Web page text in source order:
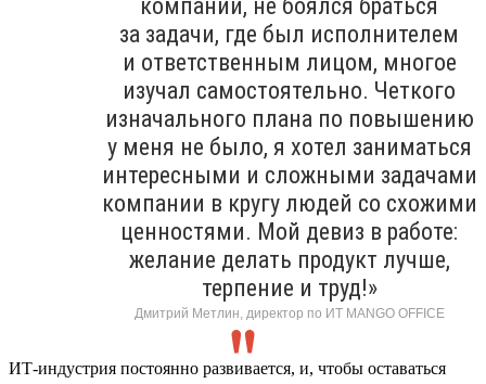
компании, не боялся браться
за задачи, где был исполнителем
и ответственным лицом, многое
изучал самостоятельно. Четкого
изначального плана по повышению
у меня не было, я хотел заниматься
интересными и сложными задачами
компании в кругу людей со схожими
ценностями. Мой девиз в работе:
желание делать продукт лучше,
терпение и труд!»
Дмитрий Метлин, директор по ИТ MANGO OFFICE
ИТ-индустрия постоянно развивается, и, чтобы оставаться